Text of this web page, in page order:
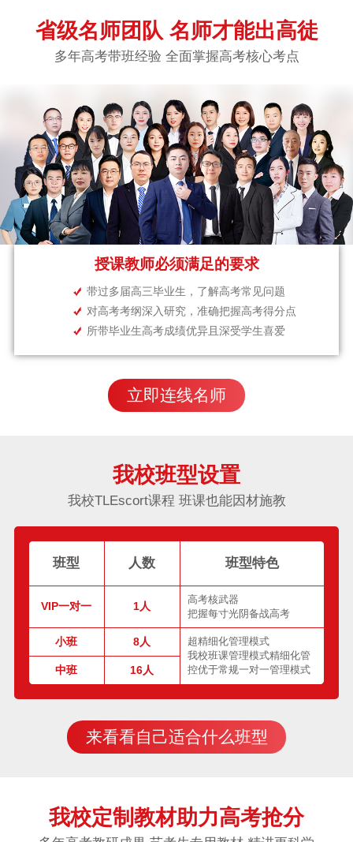
省级名师团队 名师才能出高徒
多年高考带班经验 全面掌握高考核心考点
授课教师必须满足的要求
带过多届高三毕业生，了解高考常见问题
对高考考纲深入研究，准确把握高考得分点
所带毕业生高考成绩优异且深受学生喜爱
立即连线名师
我校班型设置
我校TLEscort课程 班课也能因材施教
班型 人数 班型特色
VIP一对一 1人
高考核武器
把握每寸光阴备战高考
小班 8人
超精细化管理模式
我校班课管理模式精细化管
控优于常规一对一管理模式
中班 16人
来看看自己适合什么班型
我校定制教材助力高考抢分